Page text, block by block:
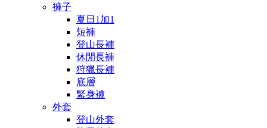
褲子
夏日1加1
短褲
登山長褲
休閒長褲
狩獵長褲
底層
緊身褲
外套
登山外套